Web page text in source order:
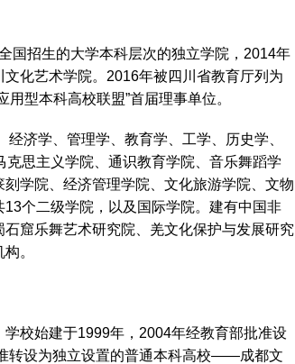
国招生的大学本科层次的独立学院，2014年
化艺术学院。2016年被四川省教育厅列为
型本科高校联盟”首届理事单位。
济学、管理学、教育学、工学、历史学、
思主义学院、通识教育学院、音乐舞蹈学
学院、经济管理学院、文化旅游学院、文物
个二级学院，以及国际学院。建有中国非
窟乐舞艺术研究院、羌文化保护与发展研究
。
校始建于1999年，2004年经教育部批准设
转设为独立设置的普通本科高校——成都文